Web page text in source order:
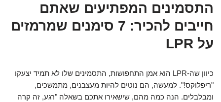
התסמינים המפתיעים שאתם
חייבים להכיר: 7 סימנים שמרמזים
על LPR
כיוון שה-LPR הוא אמן התחפושות, התסמינים שלו לא תמיד יצעקו
"ריפלוקס!". למעשה, הם נוטים להיות מעצבנים, מתמשכים,
ומבלבלים. הנה כמה מהם, שישאירו אתכם בשאלה "רגע, זה קרה